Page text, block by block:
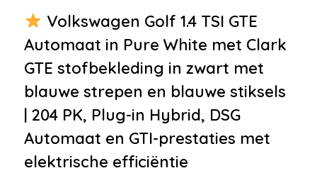
• Kleur wit
• LED dagrijverlichting
•LED koplampen
Lichtmetalen velgen 18"
•Parkeersensor voor en achter
•
Trekhaak uitklapbaar
•Uitlaat sierstuk
Volkswagen Golf 1.4 TSI GTE
Automaat in Pure White met Clark
GTE stofbekleding in zwart met
blauwe strepen en blauwe stiksels
| 204 PK, Plug-in Hybrid, DSG
Automaat en GTI-prestaties met
elektrische efficiëntie